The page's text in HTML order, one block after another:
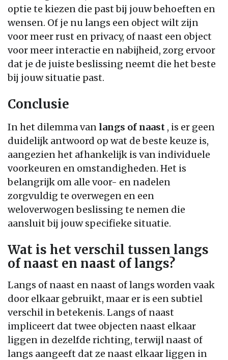
optie te kiezen die past bij jouw behoeften en
wensen. Of je nu langs een object wilt zijn
voor meer rust en privacy, of naast een object
voor meer interactie en nabijheid, zorg ervoor
dat je de juiste beslissing neemt die het beste
bij jouw situatie past.
Conclusie
In het dilemma van langs of naast , is er geen
duidelijk antwoord op wat de beste keuze is,
aangezien het afhankelijk is van individuele
voorkeuren en omstandigheden. Het is
belangrijk om alle voor- en nadelen
zorgvuldig te overwegen en een
weloverwogen beslissing te nemen die
aansluit bij jouw specifieke situatie.
Wat is het verschil tussen langs
of naast en naast of langs?
Langs of naast en naast of langs worden vaak
door elkaar gebruikt, maar er is een subtiel
verschil in betekenis. Langs of naast
impliceert dat twee objecten naast elkaar
liggen in dezelfde richting, terwijl naast of
langs aangeeft dat ze naast elkaar liggen in